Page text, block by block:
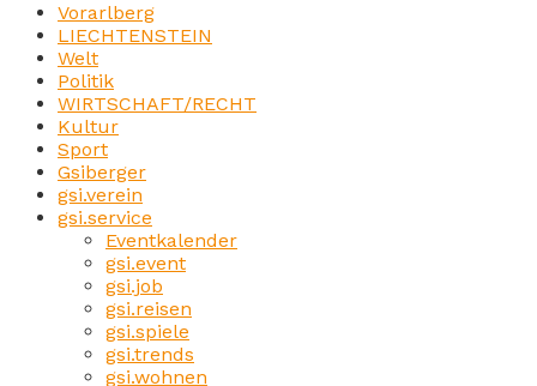
Vorarlberg
LIECHTENSTEIN
Welt
Politik
WIRTSCHAFT/RECHT
Kultur
Sport
Gsiberger
gsi.verein
gsi.service
Eventkalender
gsi.event
gsi.job
gsi.reisen
gsi.spiele
gsi.trends
gsi.wohnen